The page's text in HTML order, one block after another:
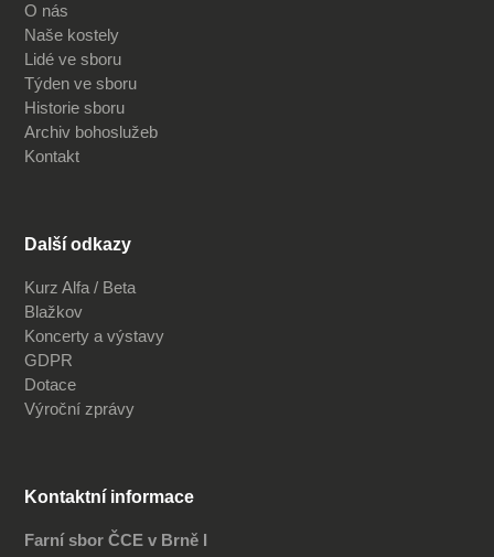
O nás
Naše kostely
Lidé ve sboru
Týden ve sboru
Historie sboru
Archiv bohoslužeb
Kontakt
Další odkazy
Kurz Alfa / Beta
Blažkov
Koncerty a výstavy
GDPR
Dotace
Výroční zprávy
Kontaktní informace
Farní sbor ČCE v Brně I